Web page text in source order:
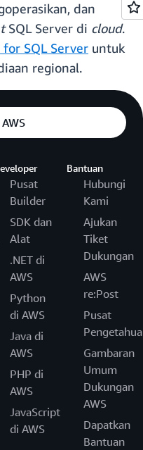
dan
SQL Server di cloud.
for SQL Server untuk
regional.
Pusat
Builder
SDK dan
Alat
.NET di
AWS
Python
di AWS
Java di
AWS
PHP di
AWS
JavaScript
di AWS
Bantuan
Hubungi
Kami
Ajukan
Tiket
Dukungan
AWS
re:Post
Pusat
Gambaran
Umum
Dukungan
AWS
Dapatkan
Bantuan